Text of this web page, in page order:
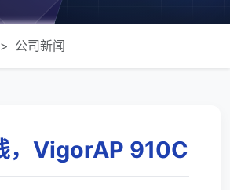
公司新闻
，VigorAP 910C